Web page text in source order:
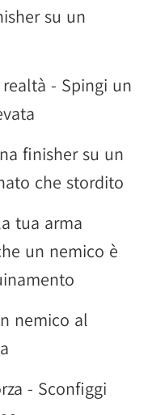
su un
- Spingi un
finisher su un
che stordito
tua arma
un nemico è
nemico al
- Sconfiggi